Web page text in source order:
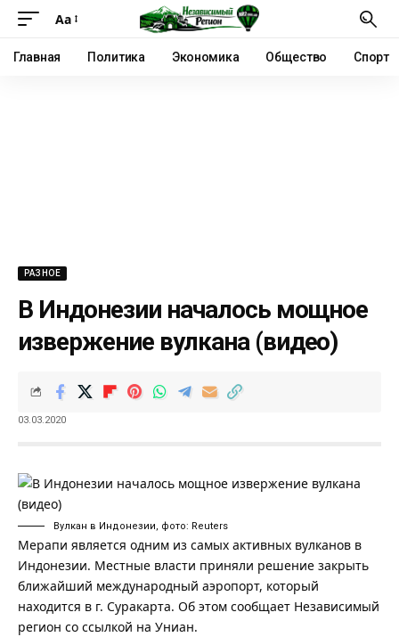
Аа
Главная Политика Экономика Общество Спорт
РАЗНОЕ
В Индонезии началось мощное
извержение вулкана (видео)
03.03.2020
Вулкан в Индонезии, фото: Reuters
Мерапи является одним из самых активных вулканов в
Индонезии. Местные власти приняли решение закрыть
ближайший международный аэропорт, который
находится в г. Суракарта. Об этом сообщает Независимый
регион со ссылкой на Униан.